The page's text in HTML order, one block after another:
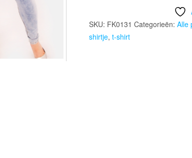
Flower,
maat
SKU: FK0131 Categorieën: Alle
shirtje, t-shirt